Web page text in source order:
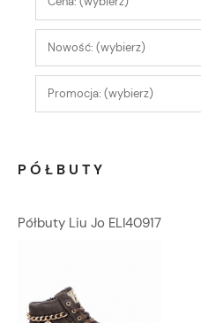
Nowość: (wybierz)
Promocja: (wybierz)
PÓŁBUTY
Półbuty Liu Jo ELI40917